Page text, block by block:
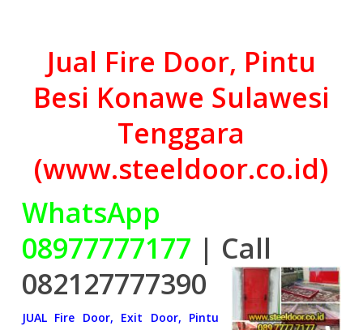
Jual Fire Door, Pintu
Besi Konawe Sulawesi
Tenggara
(www.steeldoor.co.id)
WhatsApp
08977777177 | Call
082127777390
JUAL Fire Door, Exit Door, Pintu